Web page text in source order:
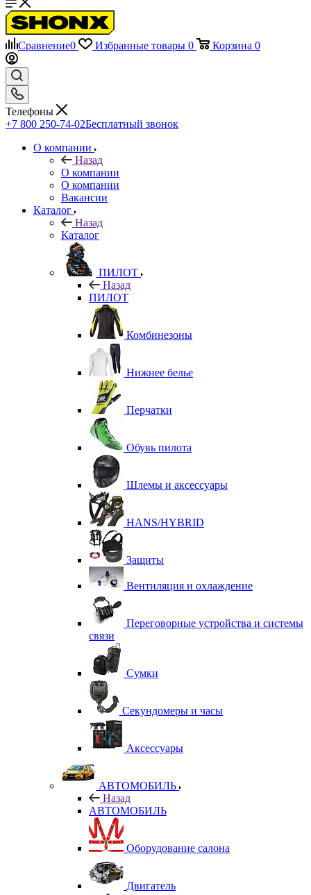
Сравнение0 Избранные товары 0 Корзина 0
Телефоны
+7 800 250-74-02Бесплатный звонок
О компании
Назад
О компании
О компании
Вакансии
Каталог
Назад
Каталог
ПИЛОТ
Назад
ПИЛОТ
Комбинезоны
Нижнее белье
Перчатки
Обувь пилота
Шлемы и аксессуары
HANS/HYBRID
Защиты
Вентиляция и охлаждение
Переговорные устройства и системы
связи
Сумки
Секундомеры и часы
Аксессуары
АВТОМОБИЛЬ
Назад
АВТОМОБИЛЬ
Оборудование салона
Двигатель